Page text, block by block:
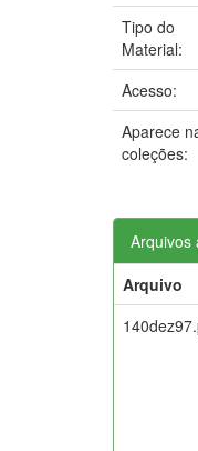
Tipo do
Material:
Acesso:
Aparece
coleções:
Arquivos
Arquivo